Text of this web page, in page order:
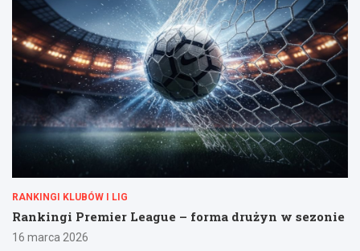
RANKINGI KLUBÓW I LIG
Rankingi Premier League – forma drużyn w sezonie
16 marca 2026